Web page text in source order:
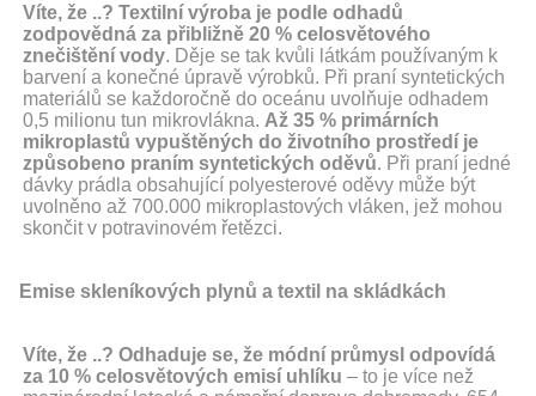
Víte, že ..? Textilní výroba je podle odhadů
zodpovědná za přibližně 20 % celosvětového
znečištění vody. Děje se tak kvůli látkám používaným k
barvení a konečné úpravě výrobků. Při praní syntetických
materiálů se každoročně do oceánu uvolňuje odhadem
0,5 milionu tun mikrovlákna. Až 35 % primárních
mikroplastů vypuštěných do životního prostředí je
způsobeno praním syntetických oděvů. Při praní jedné
dávky prádla obsahující polyesterové oděvy může být
uvolněno až 700.000 mikroplastových vláken, jež mohou
skončit v potravinovém řetězci.
Emise skleníkových plynů a textil na skládkách
Víte, že ..? Odhaduje se, že módní průmysl odpovídá
za 10 % celosvětových emisí uhlíku – to je více než